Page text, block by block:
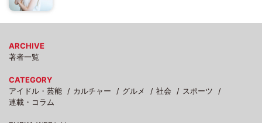
ARCHIVE
著者一覧
CATEGORY
アイドル・芸能
カルチャー グルメ 社会
スポーツ
連載・コラム